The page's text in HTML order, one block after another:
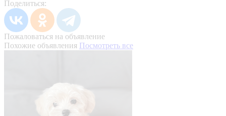
Поделиться:
Пожаловаться на объявление
Похожие объявления Посмотреть все